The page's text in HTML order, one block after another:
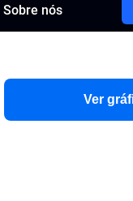
Sobre nós
Ver